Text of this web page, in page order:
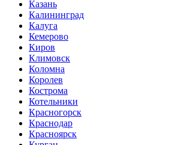
Казань
Калининград
Калуга
Кемерово
Киров
Климовск
Коломна
Королев
Кострома
Котельники
Красногорск
Краснодар
Красноярск